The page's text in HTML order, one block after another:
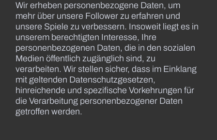
Wir erheben personenbezogene Daten, um
mehr über unsere Follower zu erfahren und
unsere Spiele zu verbessern. Insoweit liegt es in
unserem berechtigten Interesse, Ihre
personenbezogenen Daten, die in den sozialen
Medien öffentlich zugänglich sind, zu
verarbeiten. Wir stellen sicher, dass im Einklang
mit geltenden Datenschutzgesetzen,
hinreichende und spezifische Vorkehrungen für
die Verarbeitung personenbezogener Daten
getroffen werden.